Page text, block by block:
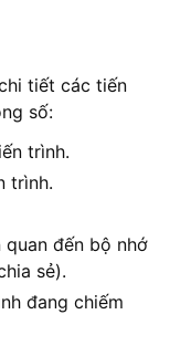
tiết các tiến
số:
trình.
trình.
đến bộ nhớ
sẻ).
đang chiếm